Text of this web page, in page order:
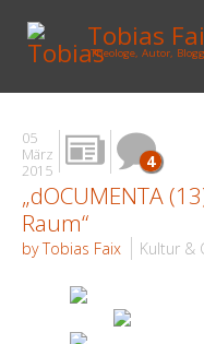
Tobias
Theologe, Autor,
BLOG
BIOGRAPHIE
BÜCHER
05
März
2015
4
„dOCUMENTA
Raum“
by Tobias Faix Kultur &